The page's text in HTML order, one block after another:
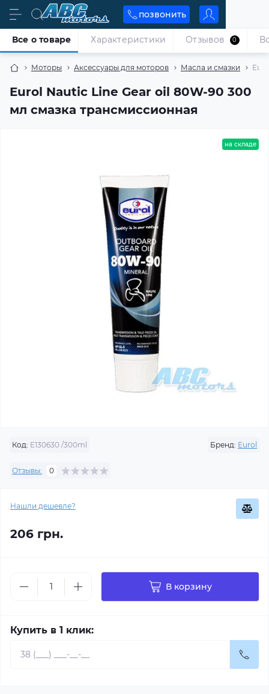
позвонить
Моторы Аксессуары для моторов Масла и смазки
Eurol Nautic Line Gear oil 80W-90 300
мл смазка трансмиссионная
Все о товаре Характеристики Отзывов 0
на складе
Код: E130630 /300ml Бренд: Eurol
Отзывы: 0
Нашли дешевле?
206 грн.
В корзину
Купить в 1 клик: